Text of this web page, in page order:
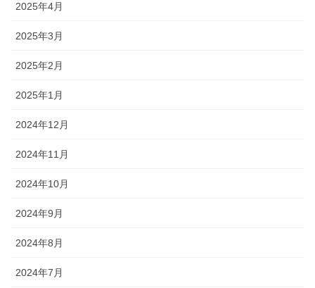
2025年4月
2025年3月
2025年2月
2025年1月
2024年12月
2024年11月
2024年10月
2024年9月
2024年8月
2024年7月